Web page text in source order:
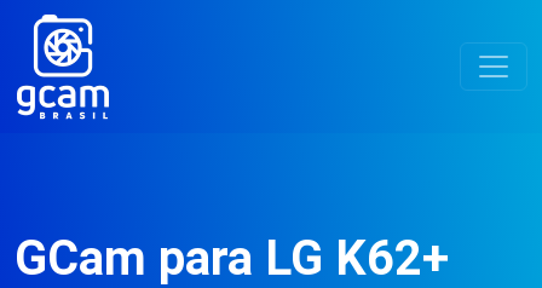
GCam para LG K62+